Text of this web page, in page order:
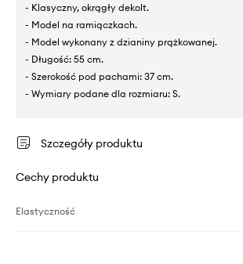
- Klasyczny, okrągły dekolt.
- Model na ramiączkach.
- Model wykonany z dzianiny prążkowanej.
- Długość: 55 cm.
- Szerokość pod pachami: 37 cm.
- Wymiary podane dla rozmiaru: S.
Szczegóły produktu
Cechy produktu
Elastyczność